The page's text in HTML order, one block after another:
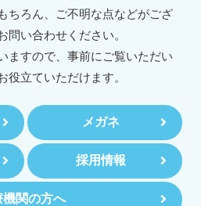
ちろん、ご不明な点などがござ
問い合わせください。
ますので、事前にご覧いただい
役立ていただけます。
メガネ
採用情報
機関の方へ